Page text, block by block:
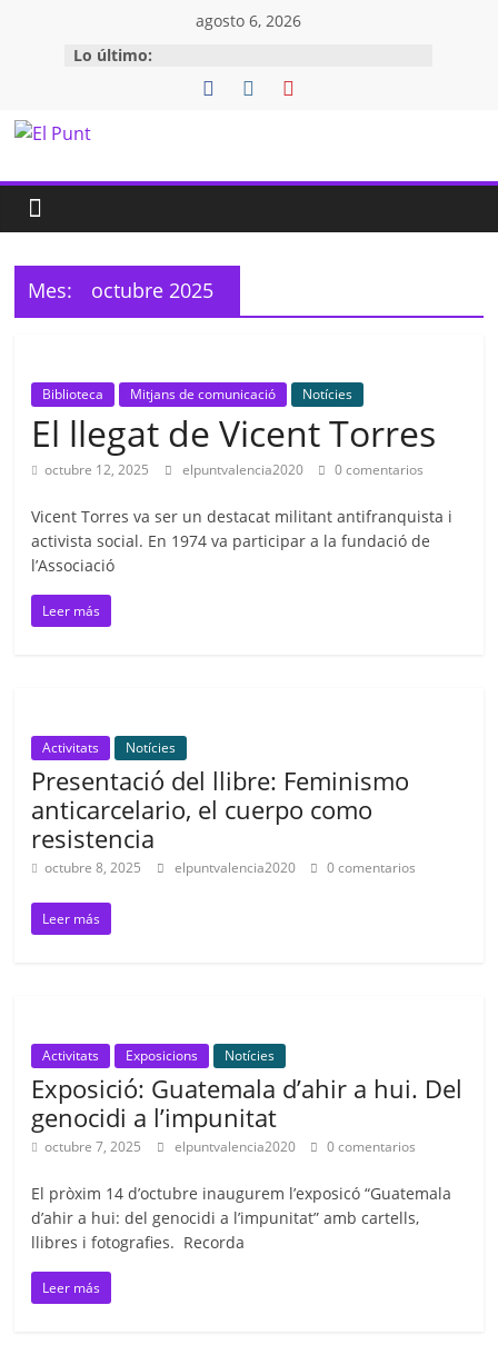
contenido
agosto 6, 2026
Lo último:
El
Punt
Espai
deMes: octubre 2025
Biblioteca Mitjans de comunicació Notícies
El llegat de Vicent Torres
octubre 12, 2025 elpuntvalencia2020 0 comentarios
Vicent Torres va ser un destacat militant antifranquista i
activista social. En 1974 va participar a la fundació de
l’Associació
Leer más
Activitats Notícies
Presentació del llibre: Feminismo
anticarcelario, el cuerpo como
resistencia
octubre 8, 2025 elpuntvalencia2020 0 comentarios
Leer más
Activitats Exposicions Notícies
Exposició: Guatemala d’ahir a hui. Del
genocidi a l’impunitat
octubre 7, 2025 elpuntvalencia2020 0 comentarios
El pròxim 14 d’octubre inaugurem l’exposicó “Guatemala
d’ahir a hui: del genocidi a l’impunitat” amb cartells,
llibres i fotografies. Recorda
Leer más